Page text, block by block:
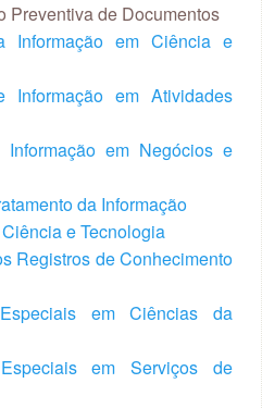
Preventiva de Documentos
Informação em Ciência e
em Atividades
em Negócios e
da Informação
e Tecnologia
Registros de Conhecimento
em Ciências da
em Serviços de